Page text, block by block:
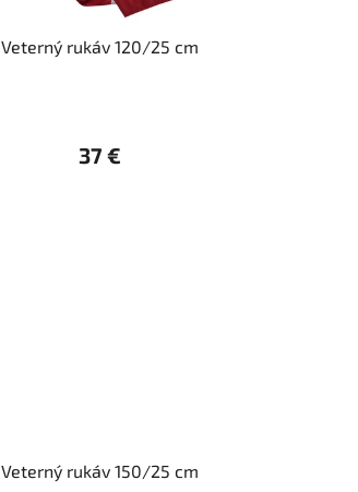
Veterný rukáv 120/25 cm
37 €
Veterný rukáv 150/25 cm